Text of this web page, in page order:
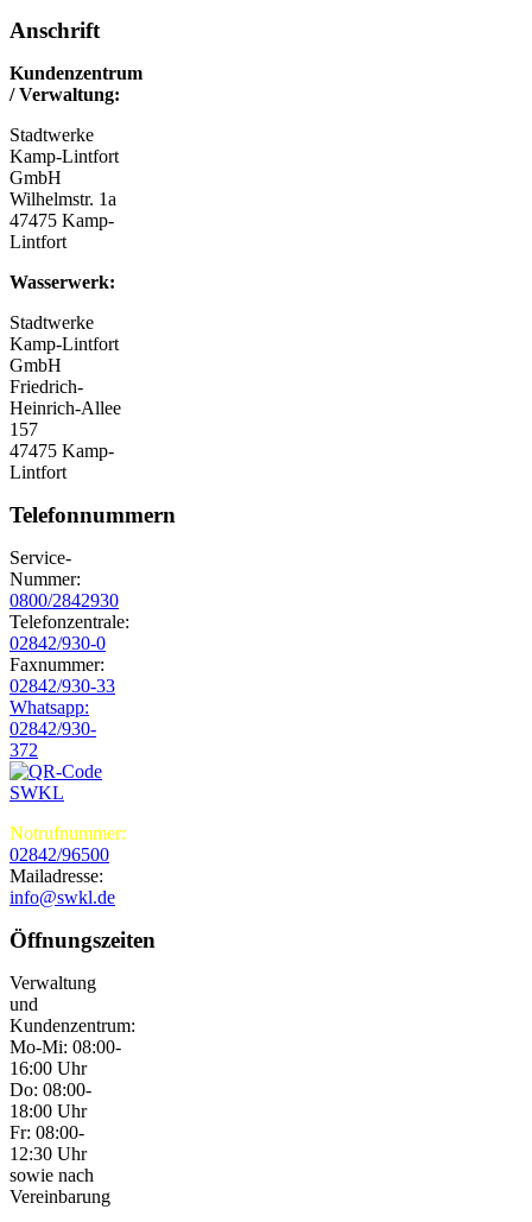
Anschrift
Kundenzentrum
/ Verwaltung:
Stadtwerke
Kamp-Lintfort
GmbH
Wilhelmstr. 1a
47475 Kamp-
Lintfort
Wasserwerk:
Stadtwerke
Kamp-Lintfort
GmbH
Friedrich-
Heinrich-Allee
157
47475 Kamp-
Lintfort
Telefonnummern
Service-
Nummer:
0800/2842930
Telefonzentrale:
02842/930-0
Faxnummer:
02842/930-33
Whatsapp:
02842/930-
372
Notrufnummer:
02842/96500
Mailadresse:
info@swkl.de
Öffnungszeiten
Verwaltung
und
Kundenzentrum:
Mo-Mi: 08:00-
16:00 Uhr
Do: 08:00-
18:00 Uhr
Fr: 08:00-
12:30 Uhr
sowie nach
Vereinbarung